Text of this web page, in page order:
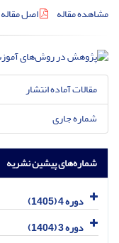
مشاهده مقاله
اصل مقاله
مقالات آماده انتشار
شماره جاری
شماره‌های پیشین نشریه
دوره 4 (1405)
دوره 3 (1404)